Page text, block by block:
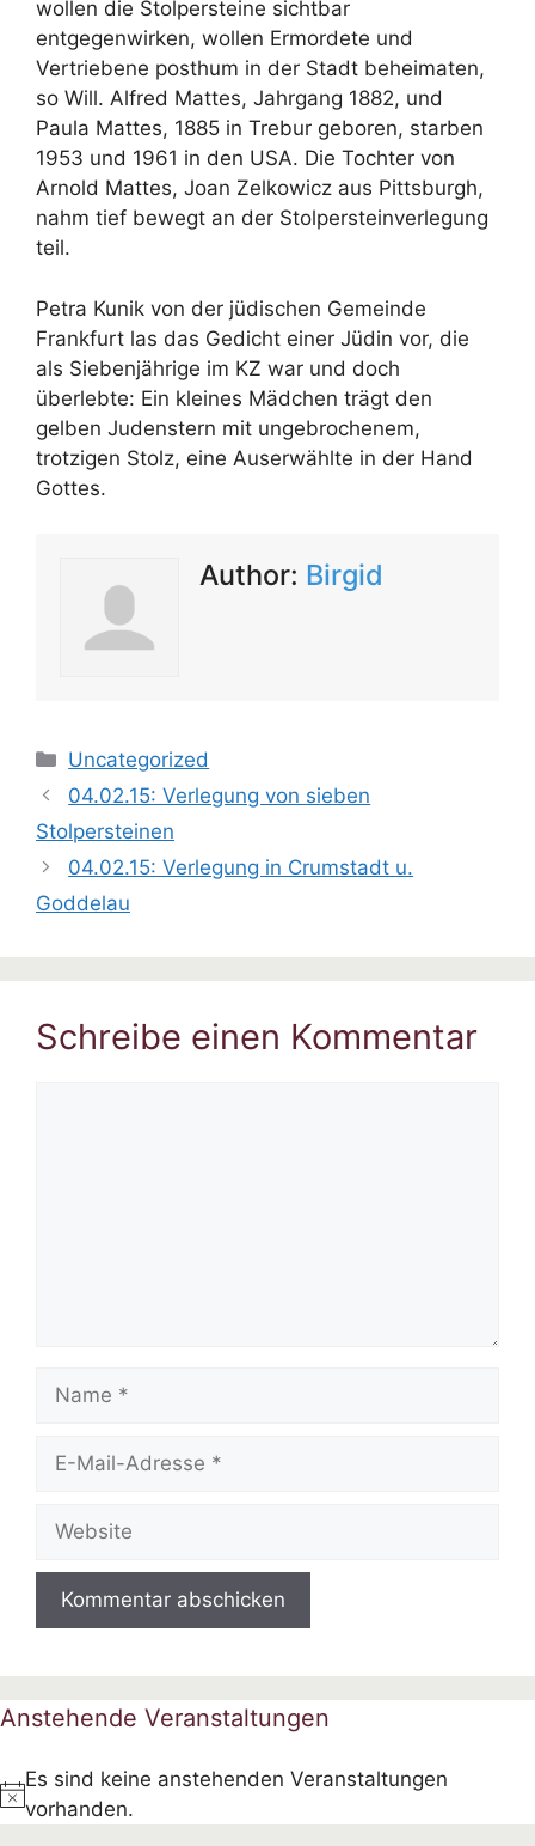
wollen die Stolpersteine sichtbar
entgegenwirken, wollen Ermordete und
Vertriebene posthum in der Stadt beheimaten,
so Will. Alfred Mattes, Jahrgang 1882, und
Paula Mattes, 1885 in Trebur geboren, starben
1953 und 1961 in den USA. Die Tochter von
Arnold Mattes, Joan Zelkowicz aus Pittsburgh,
nahm tief bewegt an der Stolpersteinverlegung
teil.
Petra Kunik von der jüdischen Gemeinde
Frankfurt las das Gedicht einer Jüdin vor, die
als Siebenjährige im KZ war und doch
überlebte: Ein kleines Mädchen trägt den
gelben Judenstern mit ungebrochenem,
trotzigen Stolz, eine Auserwählte in der Hand
Gottes.
Author: Birgid
Kategorien
Uncategorized
04.02.15: Verlegung von sieben
Stolpersteinen
04.02.15: Verlegung in Crumstadt u.
Goddelau
Schreibe einen Kommentar
Name
Website
Anstehende Veranstaltungen
H
Es sind keine anstehenden Veranstaltungen
vorhanden.